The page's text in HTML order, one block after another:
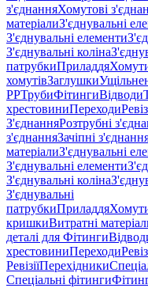
з'єднанняХомутові
матеріалиЗ'єднувальні
З'єднувальні елементи
З'єднувальні коліна
патрубкиПриладдя
хомутівЗаглушки
PPТрубиФітингиВідводи
хрестовиниПереходи
З'єднанняРозтрубні
з'єднанняЗачіпні
матеріалиЗ'єднувальні
З'єднувальні елементи
З'єднувальні коліна
З'єднувальні
патрубкиПриладдя
кришкиВитратні
деталі для Фітинги
хрестовиниПереходи
РевізіїПерехідники
Спеціальні фітинги